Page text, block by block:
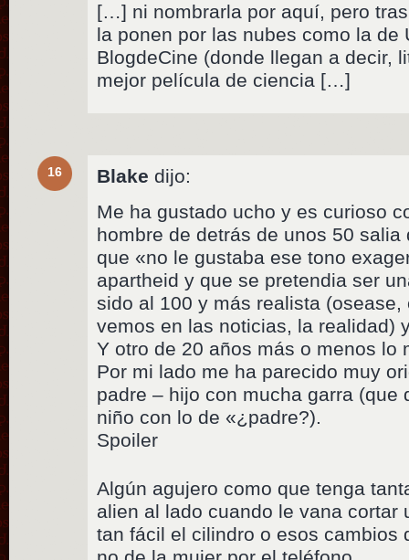
[…] ni nombrarla por aquí, pero
la ponen por las nubes como la de
BlogdeCine (donde llegan a decir,
mejor película de ciencia […]
16 Blake dijo:
Me ha gustado ucho y es curioso
hombre de detrás de unos 50
que «no le gustaba ese tono
apartheid y que se pretendia ser
sido al 100 y más realista
vemos en las noticias, la realidad)
Y otro de 20 años más o menos lo
Por mi lado me ha parecido muy
padre – hijo con mucha garra (que
niño con lo de «¿padre?).
Spoiler
Algún agujero como que tenga
alien al lado cuando le vana cortar
tan fácil el cilindro o esos cambios